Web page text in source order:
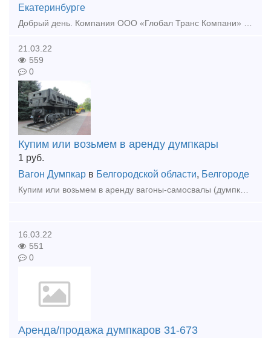
Екатеринбурге
21.03.22
559
0
Купим или возьмем в аренду думпкары
1 руб.
Вагон Думпкар в Белгородской области, Белгороде
16.03.22
551
0
Аренда/продажа думпкаров 31-673